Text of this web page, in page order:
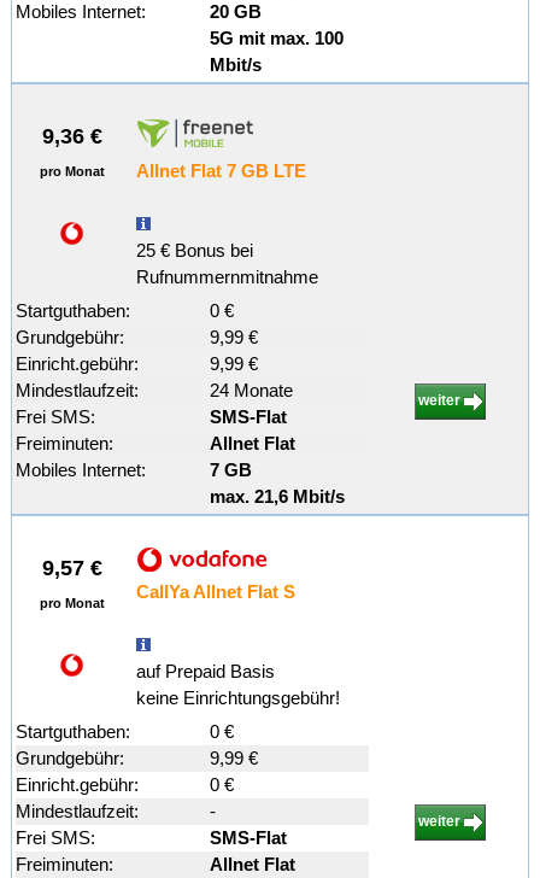
Mobiles Internet:
20 GB
5G mit max. 100
Mbit/s
9,36 €
pro Monat Allnet Flat 7 GB LTE
25 € Bonus bei
Rufnummernmitnahme
Startguthaben:
0 €
Grundgebühr:
9,99 €
Einricht.gebühr:
9,99 €
Mindestlaufzeit:
24 Monate
Frei SMS:
SMS-Flat
Freiminuten:
Allnet Flat
Mobiles Internet:
7 GB
max. 21,6 Mbit/s
weiter
9,57 €
pro Monat
CallYa Allnet Flat S
auf Prepaid Basis
keine Einrichtungsgebühr!
Startguthaben:
0 €
Grundgebühr:
9,99 €
Einricht.gebühr:
0 €
Mindestlaufzeit:
-
Frei SMS:
SMS-Flat
Freiminuten:
Allnet Flat
weiter